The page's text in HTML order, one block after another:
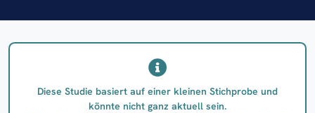
Diese Studie basiert auf einer kleinen Stichprobe und
könnte nicht ganz aktuell sein.